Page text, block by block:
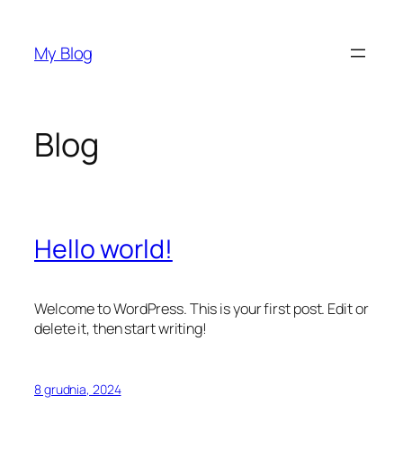
treściMy Blog
Blog
Hello world!
Welcome to WordPress. This is your first post. Edit or
delete it, then start writing!
8 grudnia, 2024